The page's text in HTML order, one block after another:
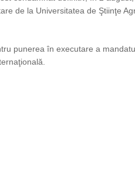
de la Universitatea de Ştiinţe
punerea în executare a